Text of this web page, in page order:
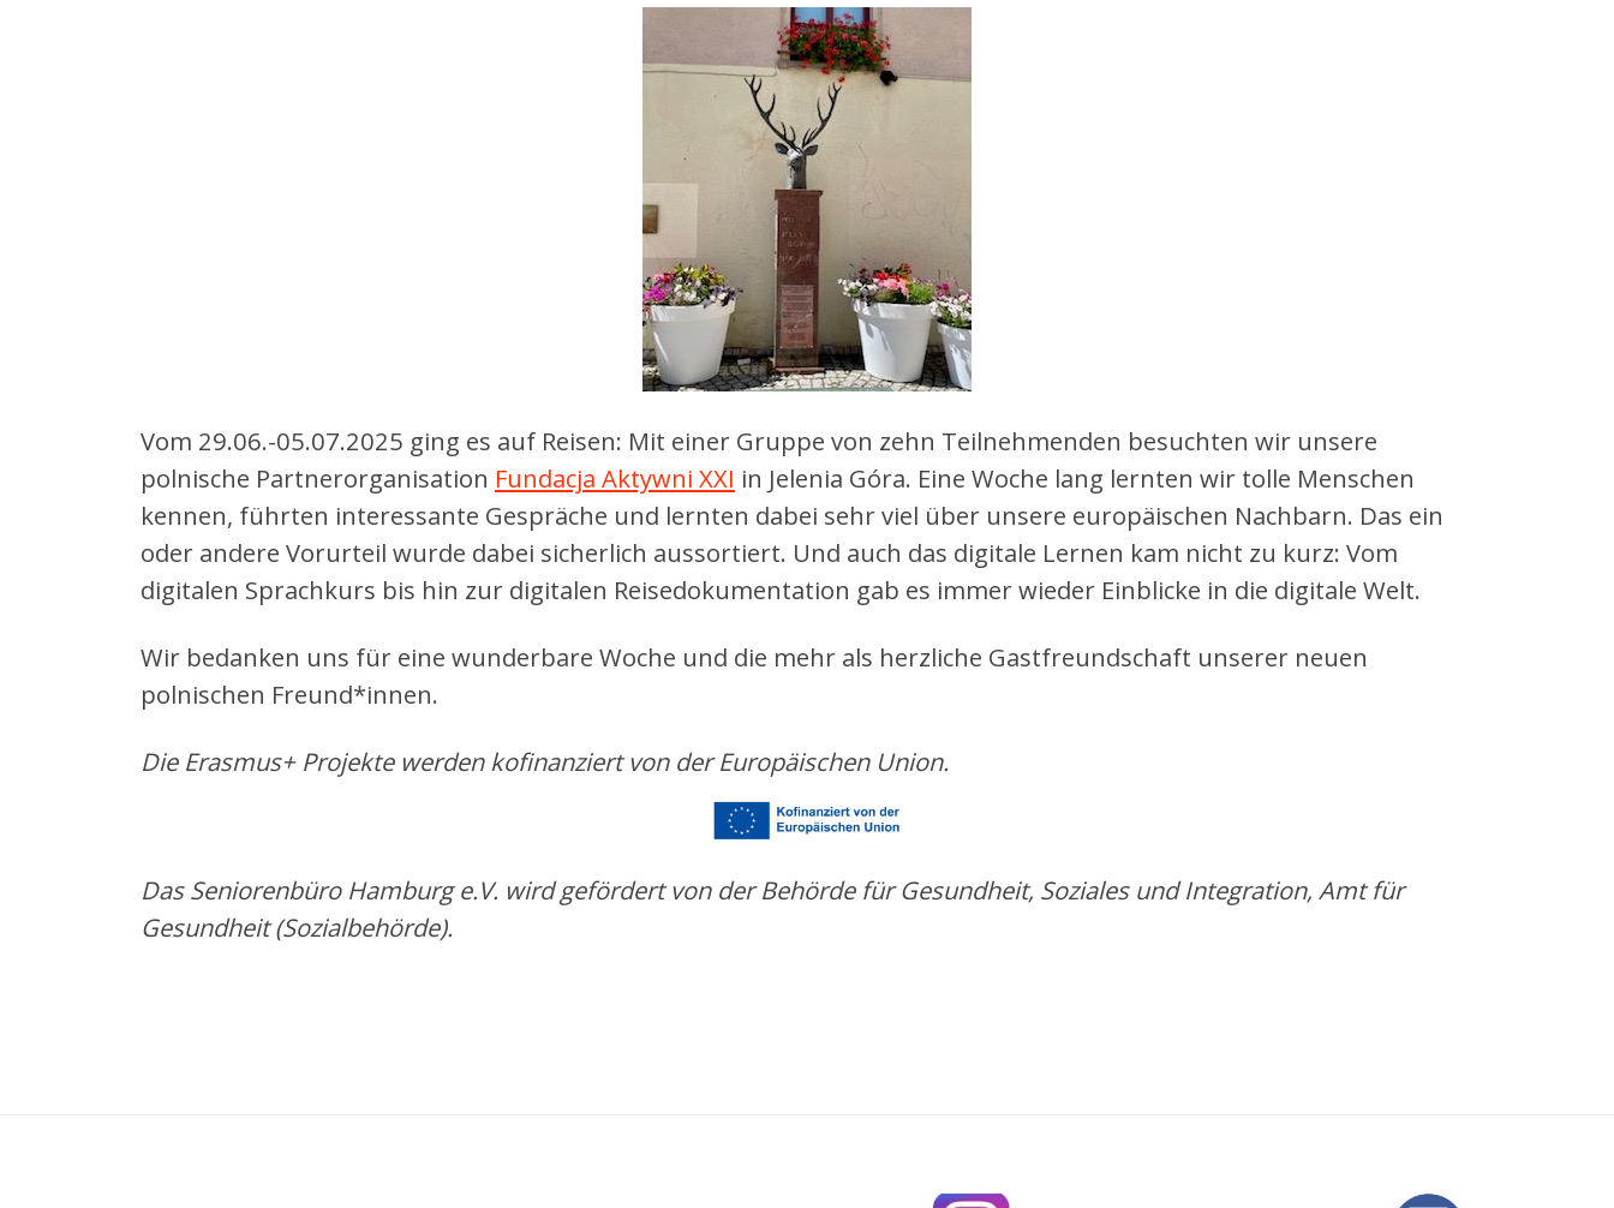
Vom 29.06.-05.07.2025 ging es auf Reisen: Mit einer Gruppe von zehn Teilnehmenden besuchten wir unsere
polnische Partnerorganisation Fundacja Aktywni XXI in Jelenia Góra. Eine Woche lang lernten wir tolle Menschen
kennen, führten interessante Gespräche und lernten dabei sehr viel über unsere europäischen Nachbarn. Das ein
oder andere Vorurteil wurde dabei sicherlich aussortiert. Und auch das digitale Lernen kam nicht zu kurz: Vom
digitalen Sprachkurs bis hin zur digitalen Reisedokumentation gab es immer wieder Einblicke in die digitale Welt.
Wir bedanken uns für eine wunderbare Woche und die mehr als herzliche Gastfreundschaft unserer neuen
polnischen Freund*innen.
Die Erasmus+ Projekte werden kofinanziert von der Europäischen Union.
Das Seniorenbüro Hamburg e.V. wird gefördert von der Behörde für Gesundheit, Soziales und Integration, Amt für
Gesundheit (Sozialbehörde).